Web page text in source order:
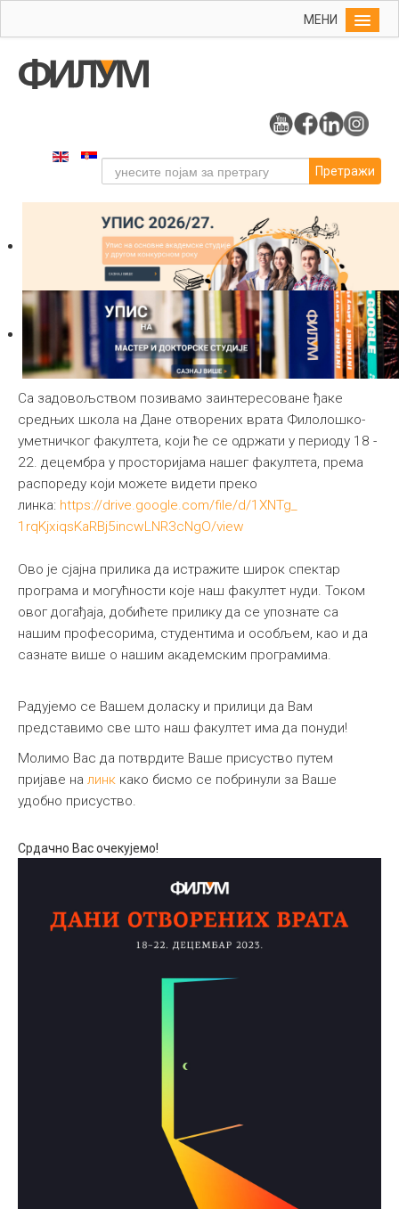
МЕНИ
Упис
Уметност
Студенти
Међународна
Претражи
Са задовољством позивамо заинтересоване ђаке
средњих школа на Дане отворених врата Филолошко-
уметничког факултета, који ће се одржати у периоду 18 -
22. децембра у просторијама нашег факултета, према
распореду који можете видети преко
линка: https://drive.google.com/file/d/1XNTg_
1rqKjxiqsKaRBj5incwLNR3cNgO/view
Ово је сјајна прилика да истражите широк спектар
програма и могућности које наш факултет нуди. Током
овог догађаја, добићете прилику да се упознате са
нашим професорима, студентима и особљем, као и да
сазнате више о нашим академским програмима.
Радујемо се Вашем доласку и прилици да Вам
представимо све што наш факултет има да понуди!
Молимо Вас да потврдите Ваше присуство путем
пријаве на линк како бисмо се побринули за Ваше
удобно присуство.
Срдачно Вас очекујемо!